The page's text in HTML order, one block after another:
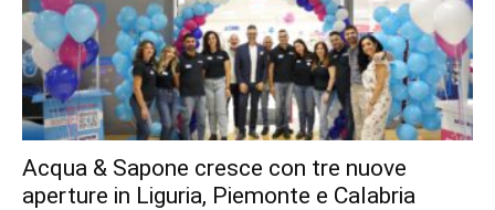
Acqua & Sapone cresce con tre nuove
aperture in Liguria, Piemonte e Calabria